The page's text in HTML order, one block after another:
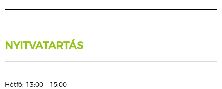
NYITVATARTÁS
Hétfő: 13:00 - 15:00